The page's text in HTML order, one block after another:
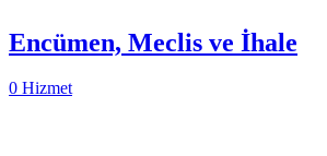
Encümen, Meclis ve İhale
0 Hizmet